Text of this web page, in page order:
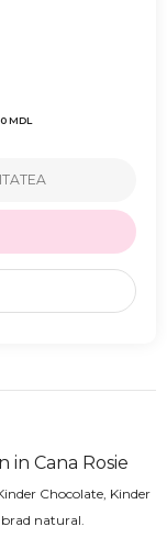
MDL
Cana Rosie
Chocolate, Kinder
brad natural.